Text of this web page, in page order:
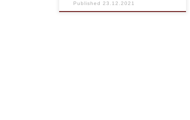
Published23.12.2021